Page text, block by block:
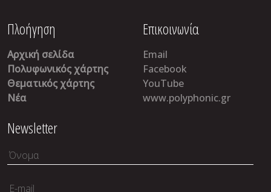
Πλοήγηση
Αρχική σελίδα
Πολυφωνικός χάρτης
Θεματικός χάρτης
Νέα
Επικοινωνία
Email
Facebook
YouTube
www.polyphonic.gr
Newsletter